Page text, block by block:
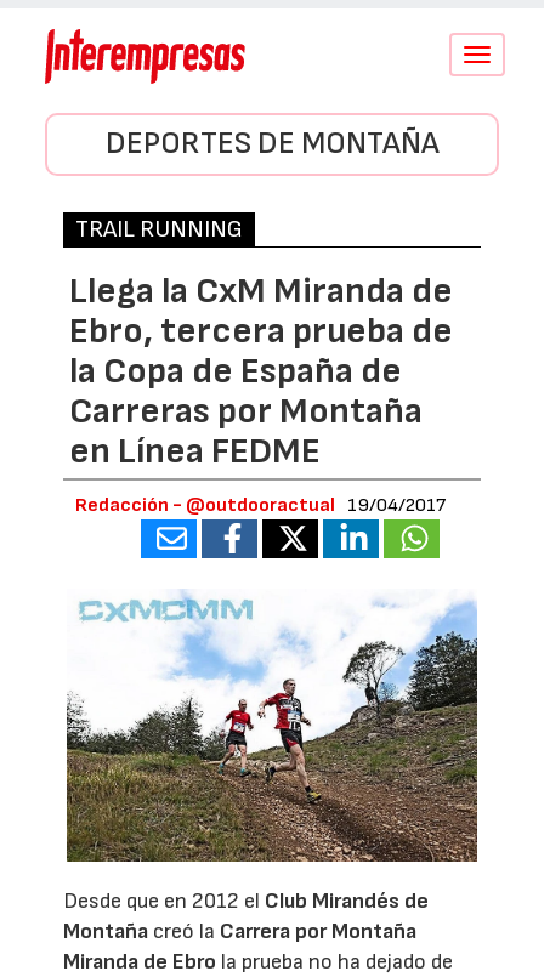
Conmutar
DEPORTES DE MONTAÑA
TRAIL RUNNING
Llega la CxM Miranda de
Ebro, tercera prueba de
la Copa de España de
Carreras por Montaña
en Línea FEDME
Redacción - @outdooractual 19/04/2017
Desde que en 2012 el Club Mirandés de
Montaña creó la Carrera por Montaña
Miranda de Ebro la prueba no ha dejado de